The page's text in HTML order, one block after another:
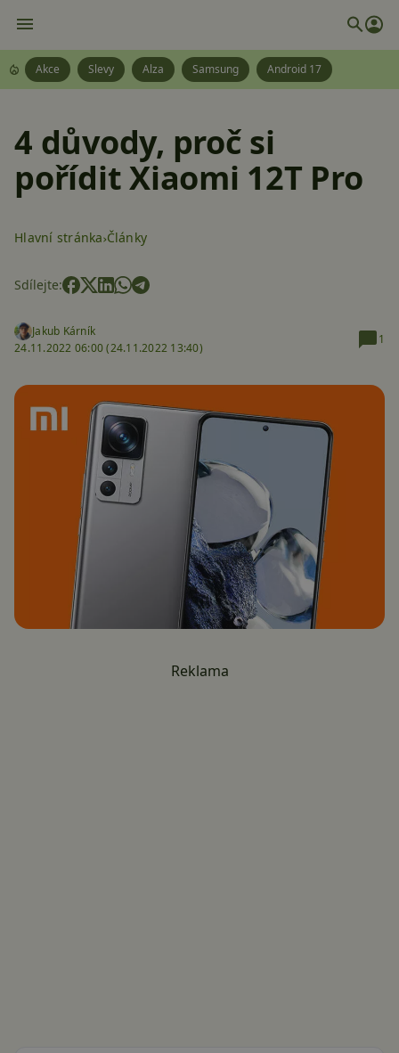
Akce Slevy Alza Samsung Android 17
4 důvody, proč si
pořídit Xiaomi 12T Pro
Hlavní stránka Články
Sdílejte:
Jakub Kárník
24.11.2022 06:00 (24.11.2022 13:40)
1
Reklama